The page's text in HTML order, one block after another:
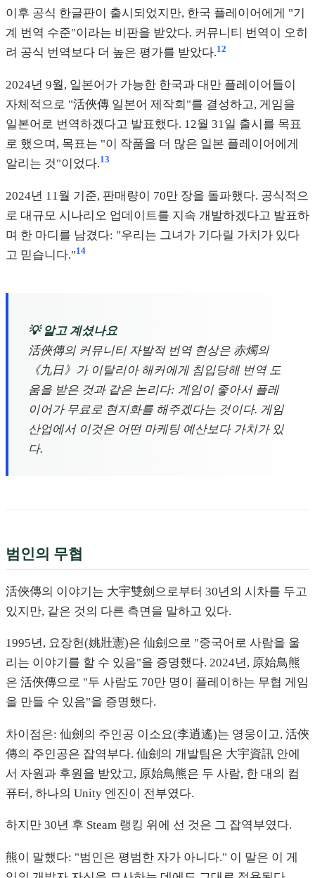
이후 공식 한글판이 출시되었지만, 한국 플레이어에게 "기
계 번역 수준"이라는 비판을 받았다. 커뮤니티 번역이 오히
려 공식 번역보다 더 높은 평가를 받았다.12
2024년 9월, 일본어가 가능한 한국과 대만 플레이어들이
자체적으로 "活俠傳 일본어 제작회"를 결성하고, 게임을
일본어로 번역하겠다고 발표했다. 12월 31일 출시를 목표
로 했으며, 목표는 "이 작품을 더 많은 일본 플레이어에게
알리는 것"이었다.13
2024년 11월 기준, 판매량이 70만 장을 돌파했다. 공식적으
로 대규모 시나리오 업데이트를 지속 개발하겠다고 발표하
며 한 마디를 남겼다: "우리는 그녀가 기다릴 가치가 있다
고 믿습니다."14
💡 알고 계셨나요
活俠傳의 커뮤니티 자발적 번역 현상은 赤燭의
《九日》가 이탈리아 해커에게 침입당해 번역 도
움을 받은 것과 같은 논리다: 게임이 좋아서 플레
이어가 무료로 현지화를 해주겠다는 것이다. 게임
산업에서 이것은 어떤 마케팅 예산보다 가치가 있
다.
범인의 무협
活俠傳의 이야기는 大宇雙劍으로부터 30년의 시차를 두고
있지만, 같은 것의 다른 측면을 말하고 있다.
1995년, 요장헌(姚壯憲)은 仙劍으로 "중국어로 사람을 울
리는 이야기를 할 수 있음"을 증명했다. 2024년, 原始鳥熊
은 活俠傳으로 "두 사람도 70만 명이 플레이하는 무협 게임
을 만들 수 있음"을 증명했다.
차이점은: 仙劍의 주인공 이소요(李逍遙)는 영웅이고, 活俠
傳의 주인공은 잡역부다. 仙劍의 개발팀은 大宇資訊 안에
서 자원과 후원을 받았고, 原始鳥熊은 두 사람, 한 대의 컴
퓨터, 하나의 Unity 엔진이 전부였다.
하지만 30년 후 Steam 랭킹 위에 선 것은 그 잡역부였다.
熊이 말했다: "범인은 평범한 자가 아니다." 이 말은 이 게